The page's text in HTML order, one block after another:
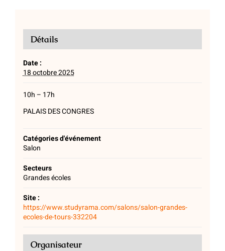
Détails
Date :
18 octobre 2025
10h – 17h
PALAIS DES CONGRES
Catégories d'événement
Salon
Secteurs
Grandes écoles
Site :
https://www.studyrama.com/salons/salon-grandes-
ecoles-de-tours-332204
Organisateur